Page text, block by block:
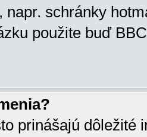
napr. schránky
použite buď
prinášajú dôležité